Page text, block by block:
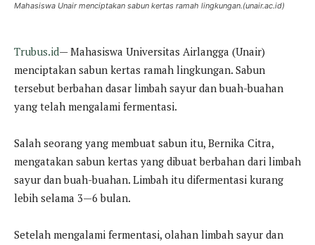
Mahasiswa Unair menciptakan sabun kertas ramah lingkungan.(unair.ac.id)
Trubus.id— Mahasiswa Universitas Airlangga (Unair)
menciptakan sabun kertas ramah lingkungan. Sabun
tersebut berbahan dasar limbah sayur dan buah-buahan
yang telah mengalami fermentasi.
Salah seorang yang membuat sabun itu, Bernika Citra,
mengatakan sabun kertas yang dibuat berbahan dari limbah
sayur dan buah-buahan. Limbah itu difermentasi kurang
lebih selama 3—6 bulan.
Setelah mengalami fermentasi, olahan limbah sayur dan